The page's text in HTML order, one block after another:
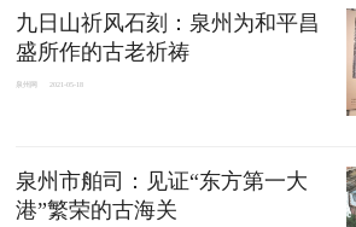
九日山祈风石刻：泉州为和平昌
盛所作的古老祈祷
泉州网 2021-05-18
泉州市舶司：见证“东方第一大
港”繁荣的古海关